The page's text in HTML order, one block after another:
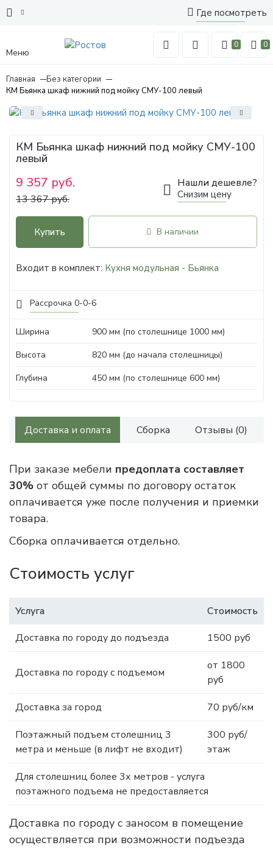
Где посмотреть
Меню
0 0
Главная
Без категории
КМ Бьянка шкаф нижний под мойку СМУ-100 левый
Рассрочка 0-0-6
КМ Бьянка шкаф нижний под мойку СМУ-100
левый
9 357 руб.
13 367 руб.
Нашли дешевле?
Снизим цену
Купить В наличии
Входит в комплект: Кухня модульная - Бьянка
Ширина
900 мм (по столешнице 1000 мм)
Высота
820 мм (до начала столешницы)
Глубина
450 мм (по столешнице 600 мм)
Доставка и оплата Сборка Отзывы (0)
При заказе мебели предоплата составляет
30% от общей суммы по договору остаток
оплачивается уже после получения и приемки
товара.
Сборка оплачивается отдельно.
Стоимость услуг
Услуга
Стоимость
Доставка по городу до подъезда
1500 руб
Доставка по городу с подъемом
от 1800
руб
Доставка за город 70 руб/км
Поэтажный подъем столешниц 3
метра и меньше (в лифт не входит)
300 руб/
этаж
Для столешниц более 3х метров - услуга
поэтажного подъема не предоставляется
Доставка по городу с заносом в помещение
осуществляется при возможности подъезда